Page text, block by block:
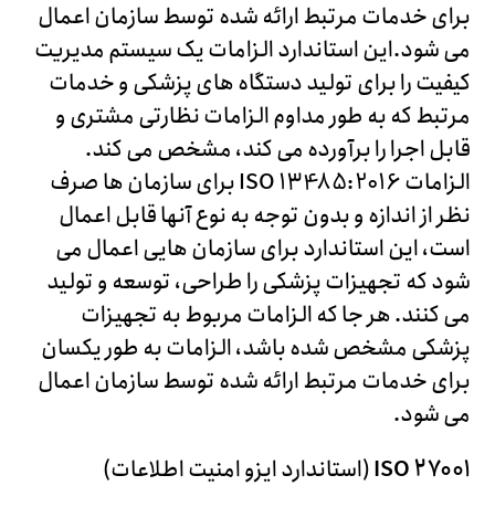
برای خدمات مرتبط ارائه شده توسط سازمان اعمال
می شود.این استاندارد الزامات یک سیستم مدیریت
کیفیت را برای تولید دستگاه های پزشکی و خدمات
مرتبط که به طور مداوم الزامات نظارتی مشتری و
قابل اجرا را برآورده می کند، مشخص می کند.
الزامات ISO 13485:2016 برای سازمان ها صرف
نظر از اندازه و بدون توجه به نوع آنها قابل اعمال
است، این استاندارد برای سازمان هایی اعمال می
شود که تجهیزات پزشکی را طراحی، توسعه و تولید
می کنند. هر جا که الزامات مربوط به تجهیزات
پزشکی مشخص شده باشد، الزامات به طور یکسان
برای خدمات مرتبط ارائه شده توسط سازمان اعمال
می شود.
ISO 27001(استاندارد ایزو امنیت اطلاعات)